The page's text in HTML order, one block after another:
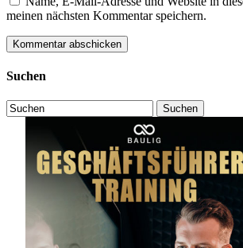
meinen nächsten Kommentar speichern.
Suchen